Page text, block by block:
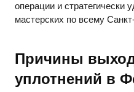
операции и
мастерских по всему
Причины
уплотнений в